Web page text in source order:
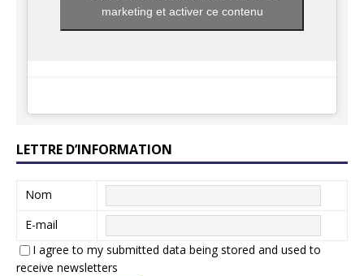
marketing et activer ce contenu
LETTRE D’INFORMATION
Nom
E-mail
I agree to my submitted data being stored and used to
receive newsletters